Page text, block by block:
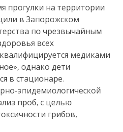
прогулки на территории
в Запорожском
по чрезвычайным
всех
медиками
однако дети
в стационаре.
эпидемиологической
проб, с целью
грибов,